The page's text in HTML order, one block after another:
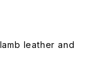
leather and